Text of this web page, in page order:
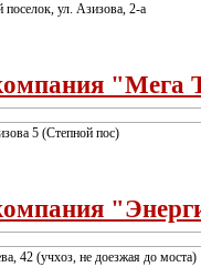
поселок, ул. Азизова, 2-а
"Мега
5 (Степной пос)
42 (учхоз, не доезжая до моста)